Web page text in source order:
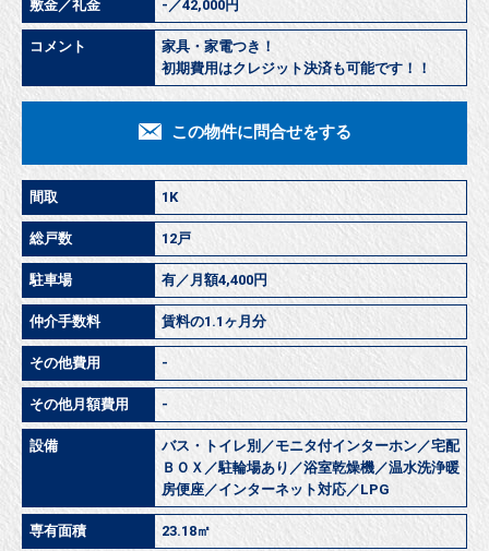
敷金／礼金 -／42,000円
コメント
家具・家電つき！
初期費用はクレジット決済も可能です！！
この物件に問合せをする
間取 1K
総戸数 12戸
駐車場 有／月額4,400円
仲介手数料 賃料の1.1ヶ月分
その他費用 -
その他月額費用 -
設備
バス・トイレ別／モニタ付インターホン／宅配
ＢＯＸ／駐輪場あり／浴室乾燥機／温水洗浄暖
房便座／インターネット対応／LPG
専有面積 23.18㎡